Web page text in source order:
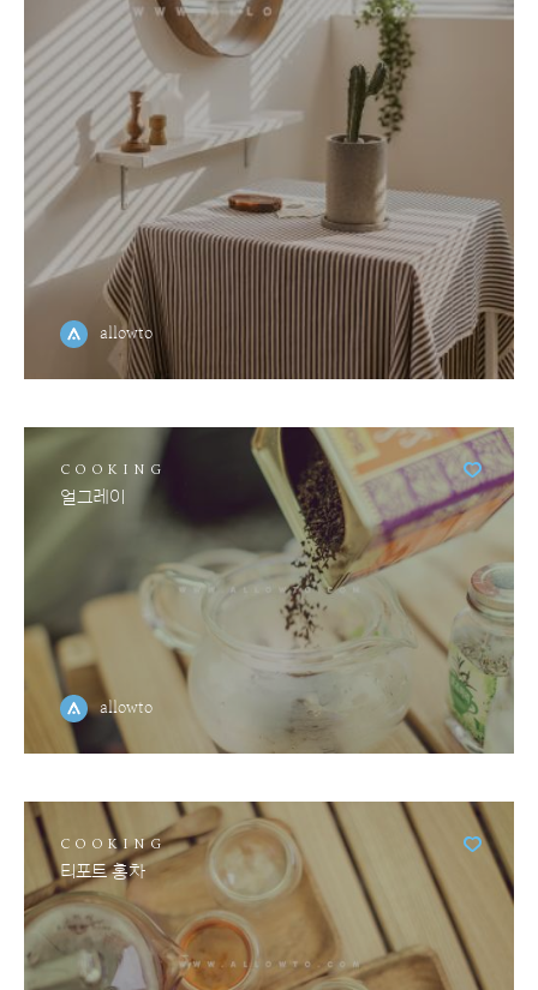
allowto
COOKING
얼그레이
allowto
COOKING
티포트 홍차